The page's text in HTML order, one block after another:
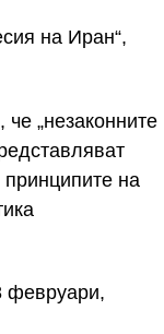
на Иран“,
„незаконните
на
февруари,